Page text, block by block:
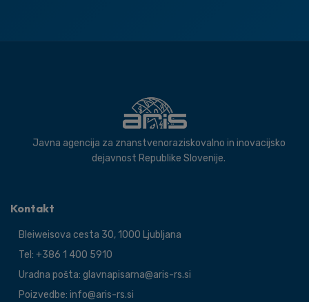
Javna agencija za znanstvenoraziskovalno in inovacijsko
dejavnost Republike Slovenije.
Kontakt
Bleiweisova cesta 30, 1000 Ljubljana
Tel: +386 1 400 5910
Uradna pošta: glavnapisarna@aris-rs.si
Poizvedbe: info@aris-rs.si